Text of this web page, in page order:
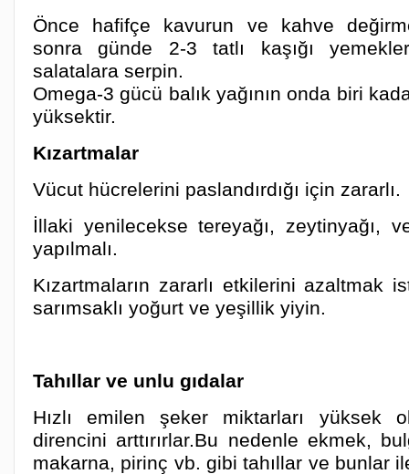
Önce hafifçe kavurun ve kahve
sonra günde 2-3 tatlı kaşığı
salatalara serpin.
Omega-3 gücü balık yağının onda biri
yüksektir.
Kızartmalar
Vücut hücrelerini paslandırdığı için zararlı.
İllaki yenilecekse tereyağı, zeytinyağı,
yapılmalı.
Kızartmaların zararlı etkilerini azaltmak
sarımsaklı yoğurt ve yeşillik yiyin.
Tahıllar ve unlu gıdalar
Hızlı emilen şeker miktarları yüksek
direncini arttırırlar.Bu nedenle ekmek,
makarna, pirinç vb. gibi tahıllar ve bunlar